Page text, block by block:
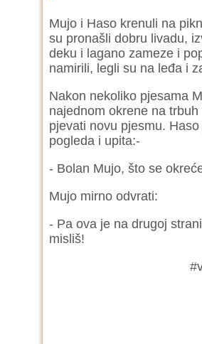
Mujo i Haso krenuli na
su pronašli dobru livadu,
deku i lagano zameze i
namirili, legli su na leđa i
Nakon nekoliko pjesama
najednom okrene na trbuh
pjevati novu pjesmu.
pogleda i upita:-
- Bolan Mujo, što se
Mujo mirno odvrati:
- Pa ova je na drugoj
misliš!